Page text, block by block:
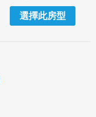
選擇此房型